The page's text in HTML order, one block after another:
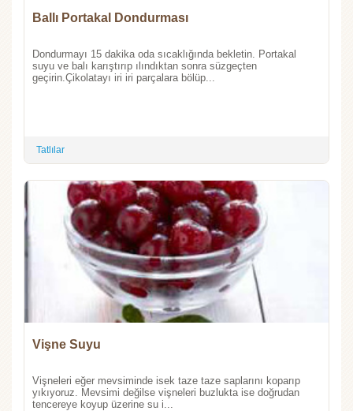
Ballı Portakal Dondurması
Dondurmayı 15 dakika oda sıcaklığında bekletin. Portakal
suyu ve balı karıştırıp ılındıktan sonra süzgeçten
geçirin.Çikolatayı iri iri parçalara bölüp...
Tatlılar
Vişne Suyu
Vişneleri eğer mevsiminde isek taze taze saplarını koparıp
yıkıyoruz. Mevsimi değilse vişneleri buzlukta ise doğrudan
tencereye koyup üzerine su i...